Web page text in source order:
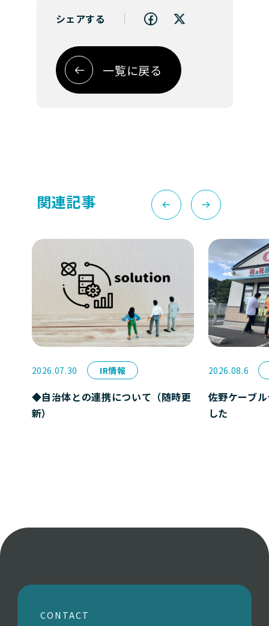
シェアする
一覧に戻る
関連記事
2026.07.30 IR情報
◆自治体との連携について（随時更
新）
2026.08.6
佐野ケーブ
した
CONTACT